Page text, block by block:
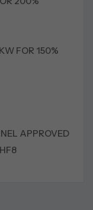
FOR 150%
APPROVED